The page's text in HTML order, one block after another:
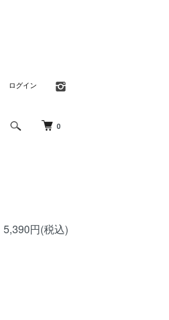
0
ログイン
5,390円(税込)